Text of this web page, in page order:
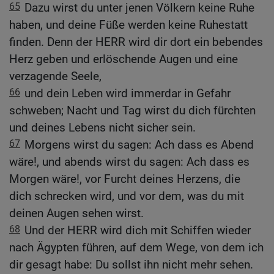
65 Dazu wirst du unter jenen Völkern keine Ruhe
haben, und deine Füße werden keine Ruhestatt
finden. Denn der HERR wird dir dort ein bebendes
Herz geben und erlöschende Augen und eine
verzagende Seele,
66 und dein Leben wird immerdar in Gefahr
schweben; Nacht und Tag wirst du dich fürchten
und deines Lebens nicht sicher sein.
67 Morgens wirst du sagen: Ach dass es Abend
wäre!, und abends wirst du sagen: Ach dass es
Morgen wäre!, vor Furcht deines Herzens, die
dich schrecken wird, und vor dem, was du mit
deinen Augen sehen wirst.
68 Und der HERR wird dich mit Schiffen wieder
nach Ägypten führen, auf dem Wege, von dem ich
dir gesagt habe: Du sollst ihn nicht mehr sehen.